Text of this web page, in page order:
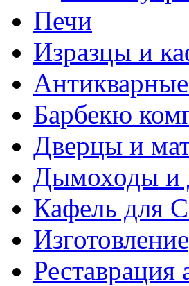
Печи
Изразцы и
Барбекю
Дверцы и
Дымоходы и
Кафель для
Реставрация